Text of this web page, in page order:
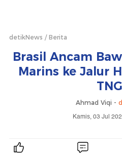
detikNews Berita
Brasil Ancam
Marins ke Jalur
Ahmad Viqi -
Kamis, 03 Jul